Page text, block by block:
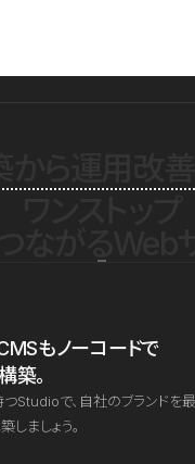
もノーコードで
築。
Studioで、自社のブランドを
しましょう。